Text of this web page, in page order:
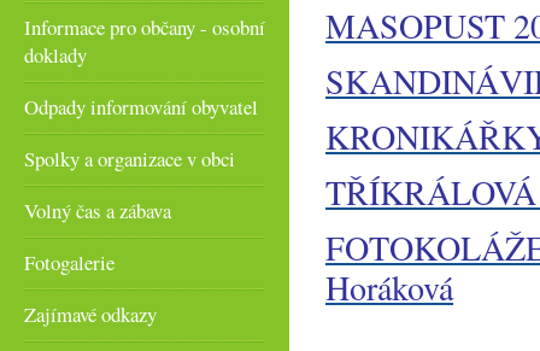
Informace pro občany - osobní
doklady
Odpady informování obyvatel
Spolky a organizace v obci
Volný čas a zábava
Fotogalerie
Zajímavé odkazy
MASOPUST
Horáková